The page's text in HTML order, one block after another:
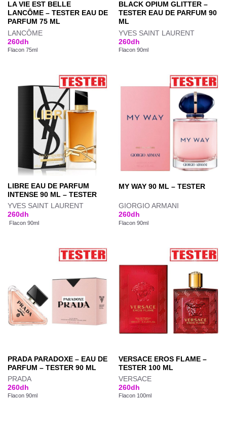
LA VIE EST BELLE
LANCÔME – TESTER EAU DE
PARFUM 75 ML
LANCÔME
260dh
Flacon 75ml
BLACK OPIUM GLITTER –
TESTER EAU DE PARFUM 90
ML
YVES SAINT LAURENT
260dh
Flacon 90ml
LIBRE EAU DE PARFUM
INTENSE 90 ML – TESTER
YVES SAINT LAURENT
260dh
Flacon 90ml
MY WAY 90 ML – TESTER
GIORGIO ARMANI
260dh
Flacon 90ml
PRADA PARADOXE – EAU DE
PARFUM – TESTER 90 ML
PRADA
260dh
Flacon 90ml
VERSACE EROS FLAME –
TESTER 100 ML
VERSACE
260dh
Flacon 100ml